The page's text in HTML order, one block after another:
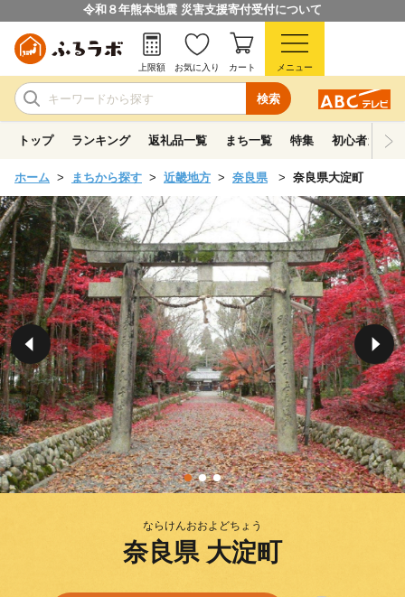
令和８年熊本地震 災害支援寄付受付について
検索
上限額 お気に入り カート メニュー
トップ ランキング 返礼品一覧 まち一覧 特集 初心者ガイド
ホーム まちから探す 近畿地方 奈良県 奈良県大淀町
ならけんおおよどちょう
奈良県 大淀町